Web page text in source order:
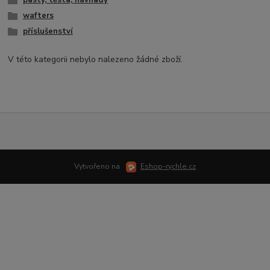
wafters
příslušenství
V této kategorii nebylo nalezeno žádné zboží.
Vytvořeno na Eshop-rychle.cz